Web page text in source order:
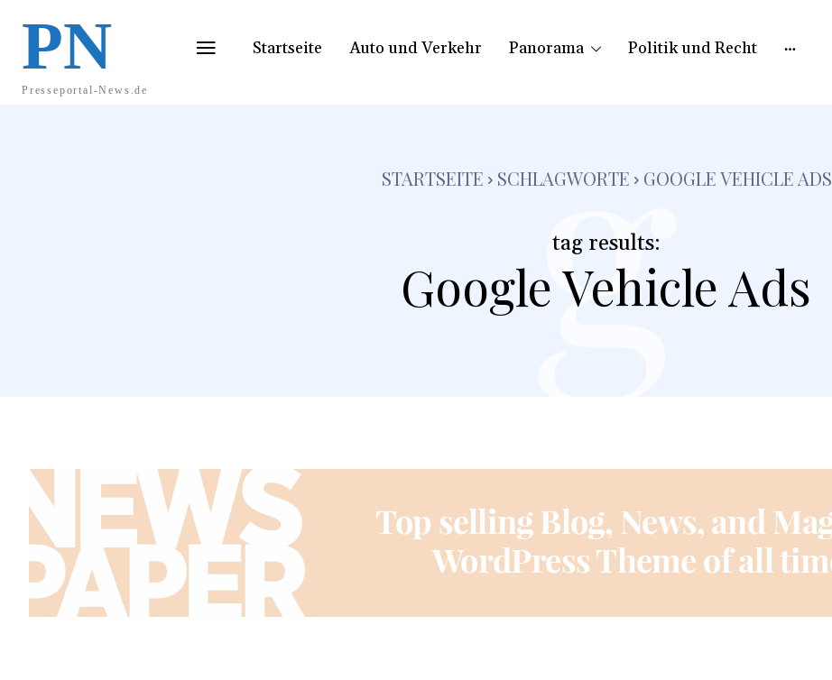
PN
Presseportal-News.de
Startseite Auto und Verkehr Panorama Politik und Recht
STARTSEITE SCHLAGWORTE GOOGLE VEHICLE ADS
tag results:
Google Vehicle Ads
g